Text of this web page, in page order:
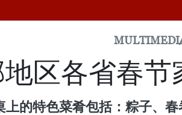
区各省春
的特色菜肴包括：粽子、